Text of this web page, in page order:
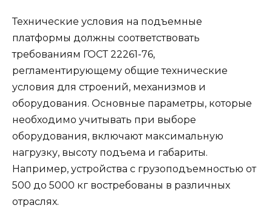
Технические условия на подъемные
платформы должны соответствовать
требованиям ГОСТ 22261-76,
регламентирующему общие технические
условия для строений, механизмов и
оборудования. Основные параметры, которые
необходимо учитывать при выборе
оборудования, включают максимальную
нагрузку, высоту подъема и габариты.
Например, устройства с грузоподъемностью от
500 до 5000 кг востребованы в различных
отраслях.